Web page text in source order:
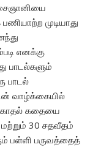
முடியாது
எனக்கு
பாடல்களும்
பாடல்
வாழ்க்கையில்
கதையை
30 சதவீதம்
பள்ளி பருவத்தைத்